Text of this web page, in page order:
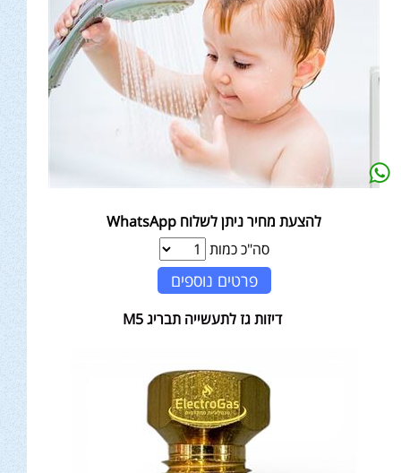
להצעת מחיר ניתן לשלוח WhatsApp
סה"כ כמות
פרטים נוספים
דיזות גז לתעשייה תבריג M5